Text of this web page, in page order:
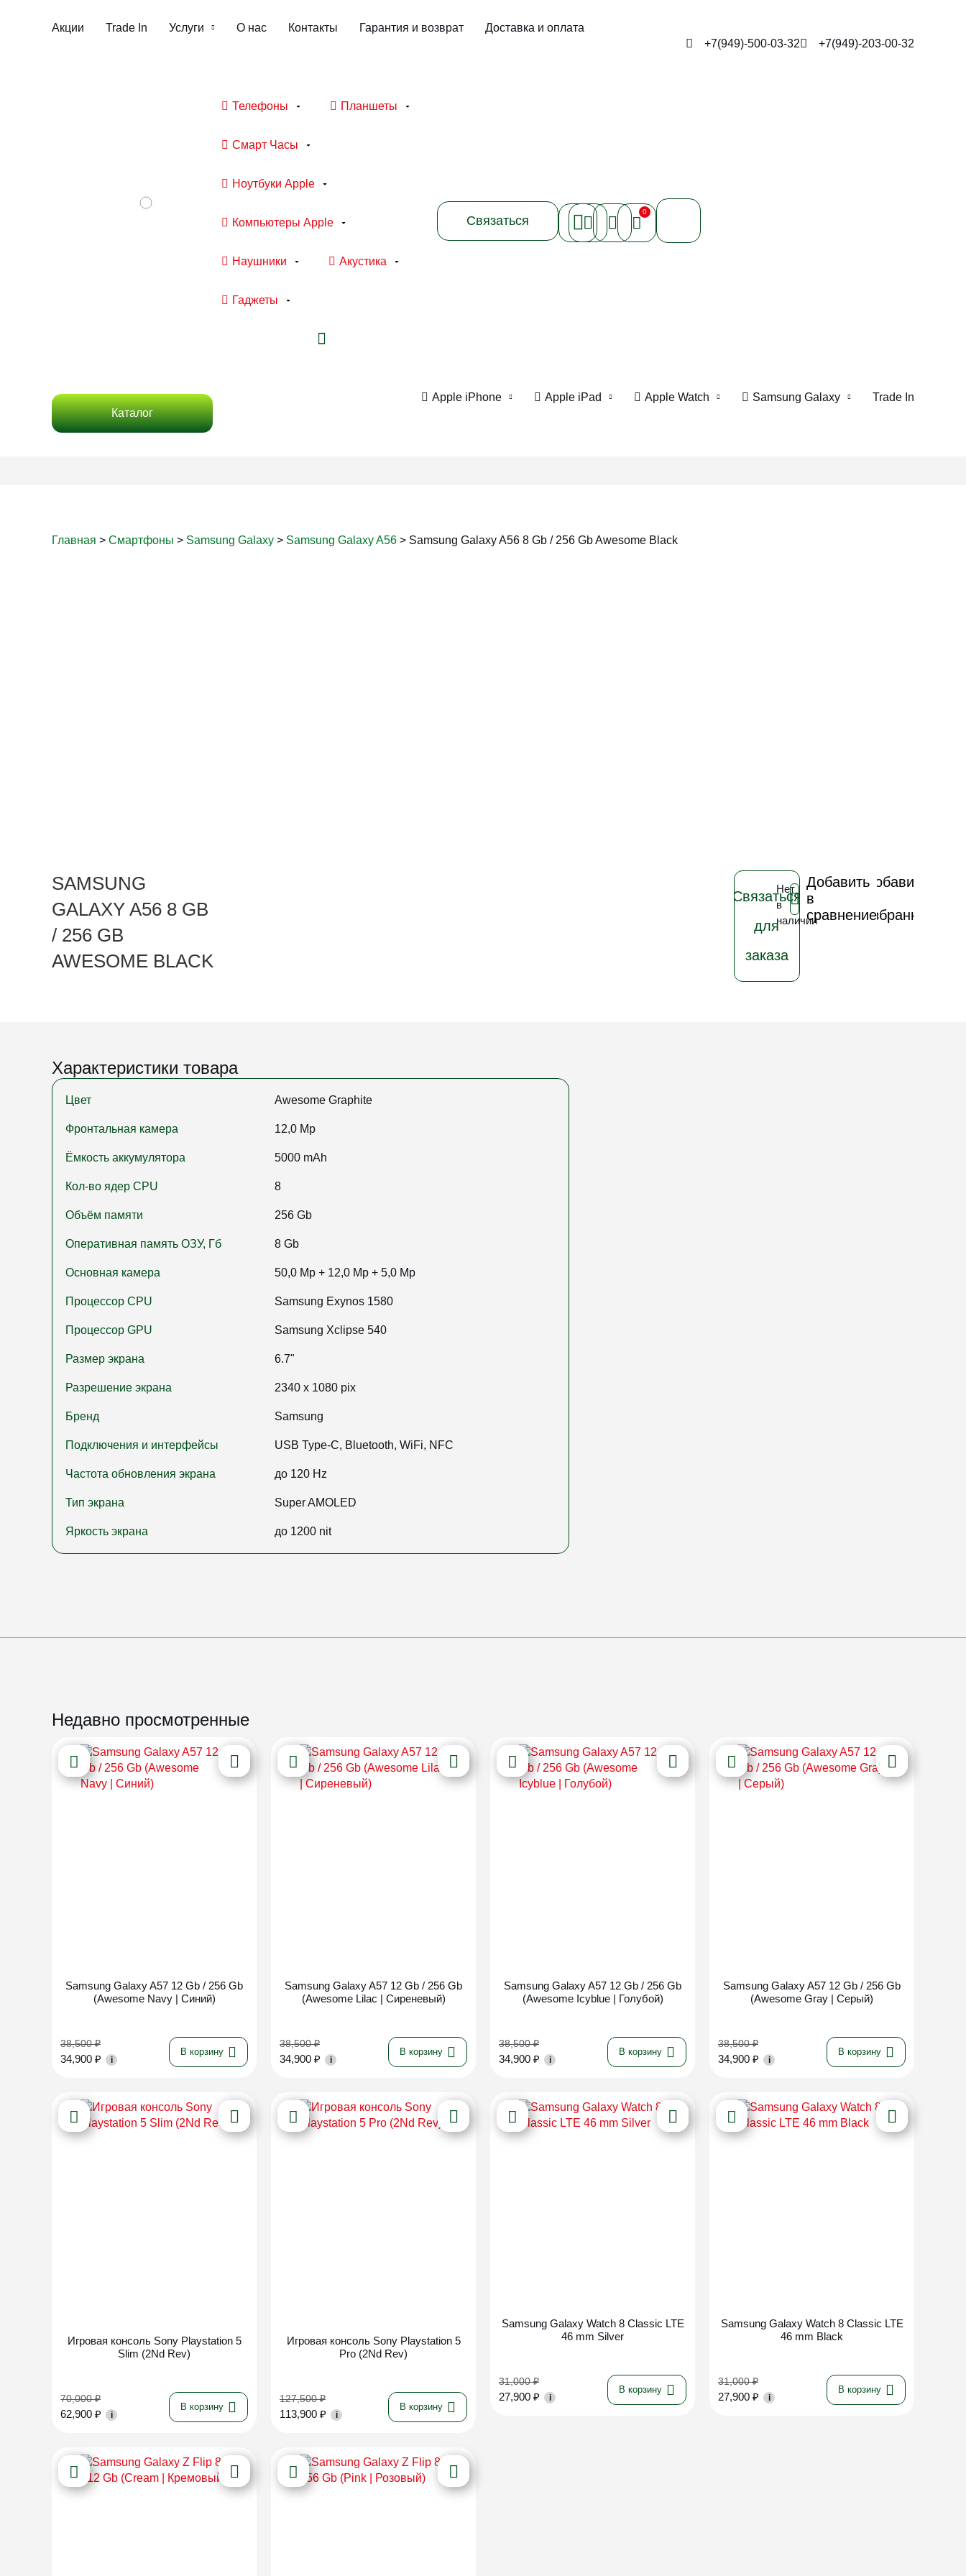
Акции Trade In Услуги О нас Контакты Гарантия и возврат
Доставка и оплата
+7(949)-500-03-32
+7(949)-203-00-32
Телефоны Планшеты
Смарт Часы
Ноутбуки Apple
Компьютеры Apple
Наушники Акустика
Гаджеты
Связаться
0
Каталог
Apple iPhone Apple iPad Apple Watch Samsung Galaxy Trade In
Главная > Смартфоны > Samsung Galaxy > Samsung Galaxy A56 > Samsung Galaxy A56 8 Gb / 256 Gb Awesome Black
SAMSUNG
GALAXY A56 8 GB
/ 256 GB
AWESOME BLACK
Связаться
для
заказа
Нет
в
наличии
Добавить
в
сравнение
Добавить
избранное
Характеристики товара
Цвет Awesome Graphite
Фронтальная камера 12,0 Mp
Ёмкость аккумулятора 5000 mAh
Кол-во ядер CPU 8
Объём памяти 256 Gb
Оперативная память ОЗУ, Гб 8 Gb
Основная камера 50,0 Mp + 12,0 Mp + 5,0 Mp
Процессор CPU Samsung Exynos 1580
Процессор GPU Samsung Xclipse 540
Размер экрана 6.7"
Разрешение экрана 2340 x 1080 pix
Бренд Samsung
Подключения и интерфейсы USB Type-C, Bluetooth, WiFi, NFC
Частота обновления экрана до 120 Hz
Тип экрана Super AMOLED
Яркость экрана до 1200 nit
Недавно просмотренные
Samsung Galaxy A57 12 Gb / 256 Gb
(Awesome Navy | Синий)
38,500₽
34,900 ₽ i
В корзину
Samsung Galaxy A57 12 Gb / 256 Gb
(Awesome Lilac | Сиреневый)
38,500₽
34,900 ₽ i
В корзину
Samsung Galaxy A57 12 Gb / 256 Gb
(Awesome Icyblue | Голубой)
38,500₽
34,900 ₽ i
В корзину
Samsung Galaxy A57 12 Gb / 256 Gb
(Awesome Gray | Серый)
38,500₽
34,900 ₽ i
В корзину
Игровая консоль Sony Playstation 5
Slim (2Nd Rev)
70,000₽
62,900 ₽ i
В корзину
Игровая консоль Sony Playstation 5
Pro (2Nd Rev)
127,500₽
113,900 ₽ i
В корзину
Samsung Galaxy Watch 8 Classic LTE
46 mm Silver
31,000₽
27,900 ₽ i
В корзину
Samsung Galaxy Watch 8 Classic LTE
46 mm Black
31,000₽
27,900 ₽ i
В корзину